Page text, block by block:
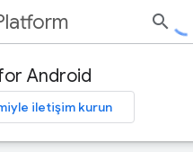
Android
iletişim kurun